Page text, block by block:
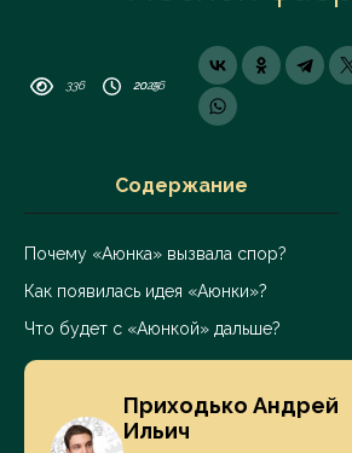
336 20 06 2025
Содержание
Почему «Аюнка» вызвала спор?
Как появилась идея «Аюнки»?
Что будет с «Аюнкой» дальше?
Приходько Андрей
Ильич